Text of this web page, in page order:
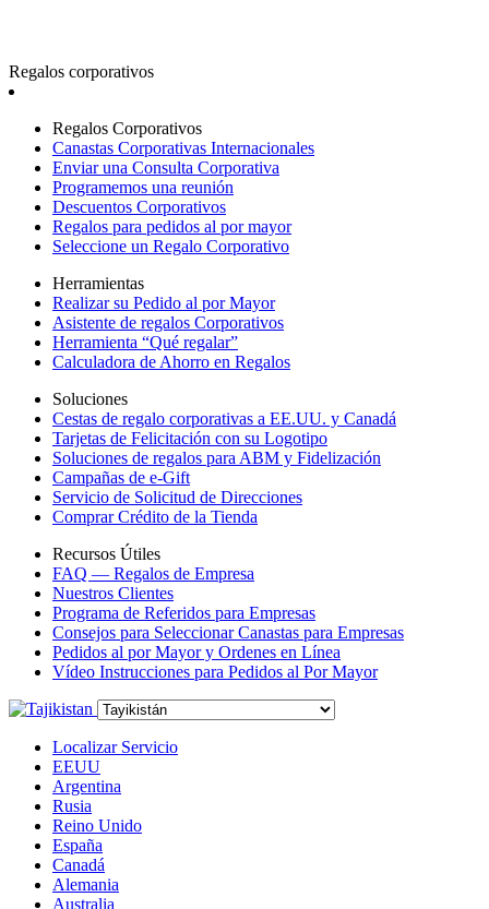
Regalos corporativos
Regalos Corporativos
Canastas Corporativas Internacionales
Enviar una Consulta Corporativa
Programemos una reunión
Descuentos Corporativos
Regalos para pedidos al por mayor
Seleccione un Regalo Corporativo
Herramientas
Realizar su Pedido al por Mayor
Asistente de regalos Corporativos
Herramienta “Qué regalar”
Calculadora de Ahorro en Regalos
Soluciones
Cestas de regalo corporativas a EE.UU. y Canadá
Tarjetas de Felicitación con su Logotipo
Soluciones de regalos para ABM y Fidelización
Campañas de e-Gift
Servicio de Solicitud de Direcciones
Comprar Crédito de la Tienda
Recursos Útiles
FAQ — Regalos de Empresa
Nuestros Clientes
Programa de Referidos para Empresas
Consejos para Seleccionar Canastas para Empresas
Pedidos al por Mayor y Ordenes en Línea
Vídeo Instrucciones para Pedidos al Por Mayor
Localizar Servicio
EEUU
Argentina
Rusia
Reino Unido
España
Canadá
Alemania
Australia